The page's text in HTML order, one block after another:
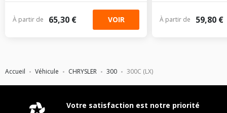
Accueil Véhicule CHRYSLER 300 300C (LX)
pneu
Pression
Pression
AR
chargé
chargé
V
235/55R19 101
245/50R20 102
À partir de 65,30 € VOIR À partir de 59,80 €
Votre satisfaction est notre priorité